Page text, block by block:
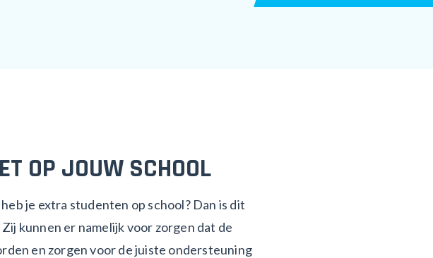
OP JOUW SCHOOL
je extra studenten op school? Dan is dit
kunnen er namelijk voor zorgen dat de
en zorgen voor de juiste ondersteuning